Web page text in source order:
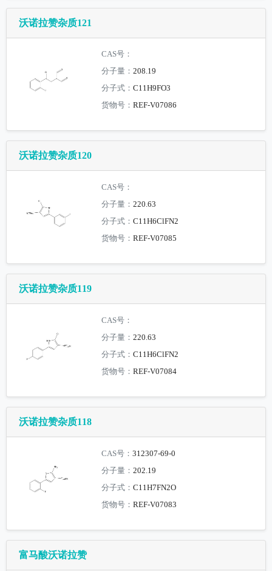
沃诺拉赞杂质121
CAS号：
分子量：208.19
分子式：C11H9FO3
货物号：REF-V07086
沃诺拉赞杂质120
CAS号：
分子量：220.63
分子式：C11H6ClFN2
货物号：REF-V07085
沃诺拉赞杂质119
CAS号：
分子量：220.63
分子式：C11H6ClFN2
货物号：REF-V07084
沃诺拉赞杂质118
CAS号：312307-69-0
分子量：202.19
分子式：C11H7FN2O
货物号：REF-V07083
富马酸沃诺拉赞